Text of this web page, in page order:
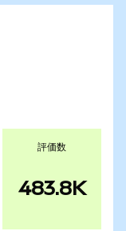
評価数
483.8K